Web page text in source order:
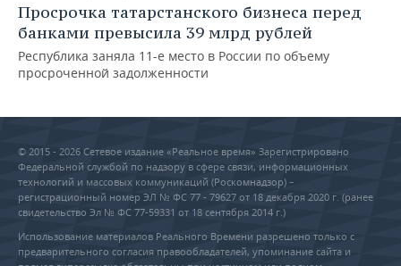
Просрочка татарстанского бизнеса перед
банками превысила 39 млрд рублей
Республика заняла 11-е место в России по объему
просроченной задолженности
© 2015 - 2026 Сетевое издание «Реальное время» Зарегистрировано
Федеральной службой по надзору в сфере связи, информационных
технологий и массовых коммуникаций (Роскомнадзор) –
регистрационный номер ЭЛ № ФС 77 - 79627 от 18 декабря 2020 г. (ранее
свидетельство Эл № ФС 77-59331 от 18 сентября 2014 г.)
Использование материалов Реального Времени разрешено только с
предварительного согласия правообладателей, упоминание сайта и